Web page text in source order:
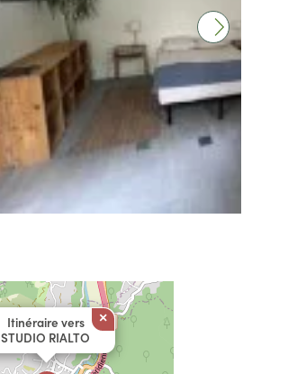
Itinéraire vers
STUDIO RIALTO
×